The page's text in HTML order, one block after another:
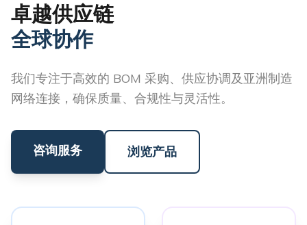
卓越供应链
全球协作
我们专注于高效的 BOM 采购、供应协调及亚洲制造
网络连接，确保质量、合规性与灵活性。
咨询服务 浏览产品